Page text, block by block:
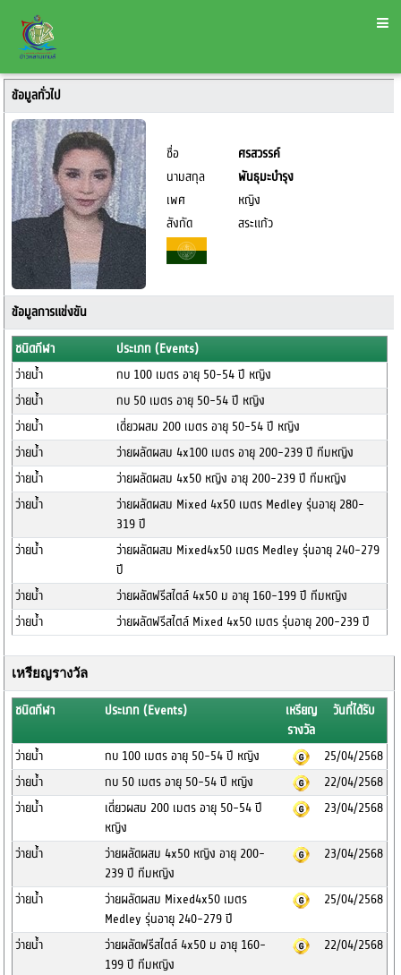
ข้อมูลทั่วไป
ชื่อ
ศรสวรรค์
นามสกุล
พันธุมะบำรุง
เพศ
หญิง
สังกัด
สระแก้ว
ข้อมูลการแข่งขัน
ชนิดกีฬา
ประเภท (Events)
ว่ายน้ำ
กบ 100 เมตร อายุ 50-54 ปี หญิง
ว่ายน้ำ
กบ 50 เมตร อายุ 50-54 ปี หญิง
ว่ายน้ำ
เดี่ยวผสม 200 เมตร อายุ 50-54 ปี หญิง
ว่ายน้ำ
ว่ายผลัดผสม 4x100 เมตร อายุ 200-239 ปี ทีมหญิง
ว่ายน้ำ
ว่ายผลัดผสม 4x50 หญิง อายุ 200-239 ปี ทีมหญิง
ว่ายน้ำ
ว่ายผลัดผสม Mixed 4x50 เมตร Medley รุ่นอายุ 280-
319 ปี
ว่ายน้ำ
ว่ายผลัดผสม Mixed4x50 เมตร Medley รุ่นอายุ 240-279
ปี
ว่ายน้ำ
ว่ายผลัดฟรีสไตล์ 4x50 ม อายุ 160-199 ปี ทีมหญิง
ว่ายน้ำ
ว่ายผลัดฟรีสไตล์ Mixed 4x50 เมตร รุ่นอายุ 200-239 ปี
เหรียญรางวัล
ชนิดกีฬา ประเภท (Events)
เหรียญ
รางวัล
วันที่ได้รับ
ว่ายน้ำ กบ 100 เมตร อายุ 50-54 ปี หญิง
25/04/2568
ว่ายน้ำ
กบ 50 เมตร อายุ 50-54 ปี หญิง
22/04/2568
ว่ายน้ำ
เดี่ยวผสม 200 เมตร อายุ 50-54 ปี
หญิง
23/04/2568
ว่ายน้ำ
ว่ายผลัดผสม 4x50 หญิง อายุ 200-
239 ปี ทีมหญิง
23/04/2568
ว่ายน้ำ
ว่ายผลัดผสม Mixed4x50 เมตร
Medley รุ่นอายุ 240-279 ปี
25/04/2568
ว่ายน้ำ
ว่ายผลัดฟรีสไตล์ 4x50 ม อายุ 160-
199 ปี ทีมหญิง
22/04/2568